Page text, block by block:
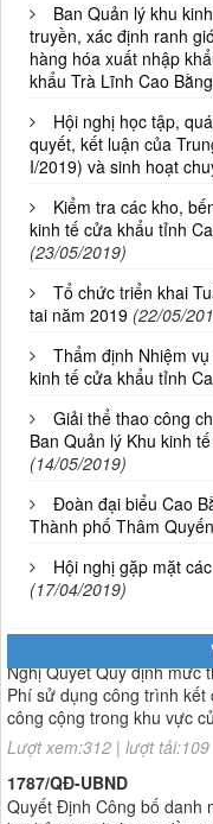
Ban Quản lý khu
truyền, xác định ranh
hàng hóa xuất nhập
khẩu Trà Lĩnh Cao Bằng
Hội nghị học tập,
quyết, kết luận của
I/2019) và sinh hoạt
Kiểm tra các kho,
kinh tế cửa khẩu tỉnh
(23/05/2019)
Tổ chức triển khai
tai năm 2019 (22/05/
Thẩm định Nhiệm
kinh tế cửa khẩu tỉnh
Giải thể thao công
Ban Quản lý Khu kinh
(14/05/2019)
Đoàn đại biểu Cao
Thành phố Thâm
Hội nghị gặp mặt
(17/04/2019)
01/2026/NQ-HĐND
Phí sử dụng công trình
công cộng trong khu vực
Lượt xem:312 | lượt tải:109
1787/QĐ-UBND
Quyết Định Công bố danh
bãi bỏ trong lĩnh vực đầu
thầu lựa chọn nhà đầu tư
chính, Ban Quản lý Khu